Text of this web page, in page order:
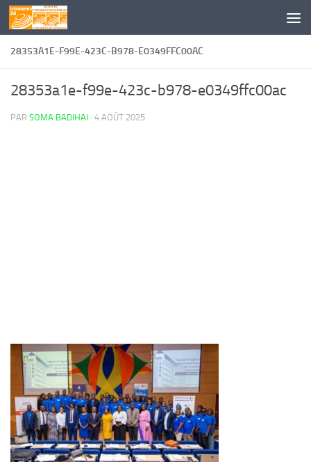
Skip to content
28353A1E-F99E-423C-B978-E0349FFC00AC
28353a1e-f99e-423c-b978-e0349ffc00ac
PAR SOMA BADIHAI · 4 AOÛT 2025